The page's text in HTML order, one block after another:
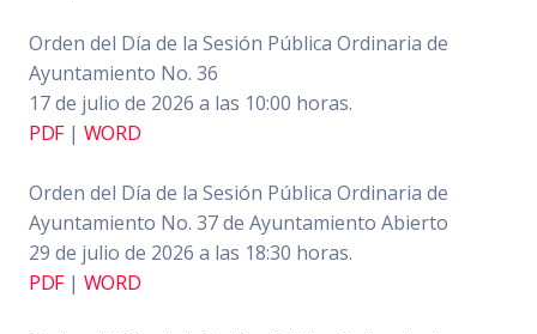
Orden del Día de la Sesión Pública Ordinaria de
Ayuntamiento No. 36
17 de julio de 2026 a las 10:00 horas.
PDF| WORD
Orden del Día de la Sesión Pública Ordinaria de
Ayuntamiento No. 37 de Ayuntamiento Abierto
29 de julio de 2026 a las 18:30 horas.
PDF| WORD